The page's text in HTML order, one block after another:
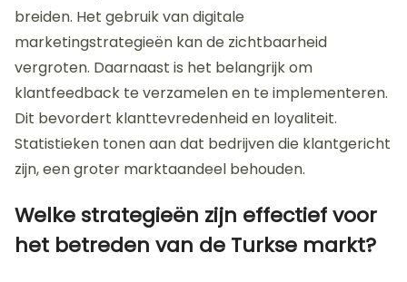
Hoe kunnen bedrijven hun
marktaandeel in deze sector
vergroten?
Bedrijven kunnen hun marktaandeel in de
Nederlandse-Turkse technologiehandel vergroten
door strategische samenwerkingen aan te gaan.
van middelen en kennis. Innovatie speelt een
cruciale rol in het verbeteren van producten en